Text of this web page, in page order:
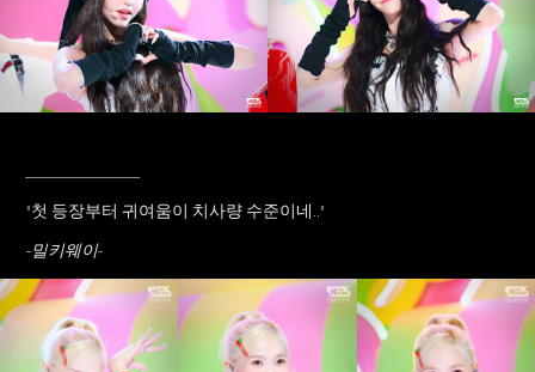
"첫 등장부터 귀여움이 치사량 수준이네.."
-밀키웨이-